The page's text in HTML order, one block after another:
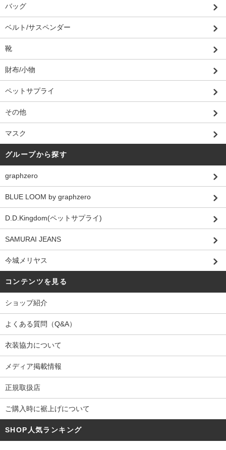
バッグ
ベルト/サスペンダー
靴
財布/小物
ペットサプライ
その他
マスク
グループから探す
graphzero
BLUE LOOM by graphzero
D.D.Kingdom(ペットサプライ)
SAMURAI JEANS
今城メリヤス
コンテンツを見る
ショップ紹介
よくある質問（Q&A）
衣装協力について
メディア掲載情報
正規取扱店
ご購入時に裾上げについて
SHOP人気ランキング